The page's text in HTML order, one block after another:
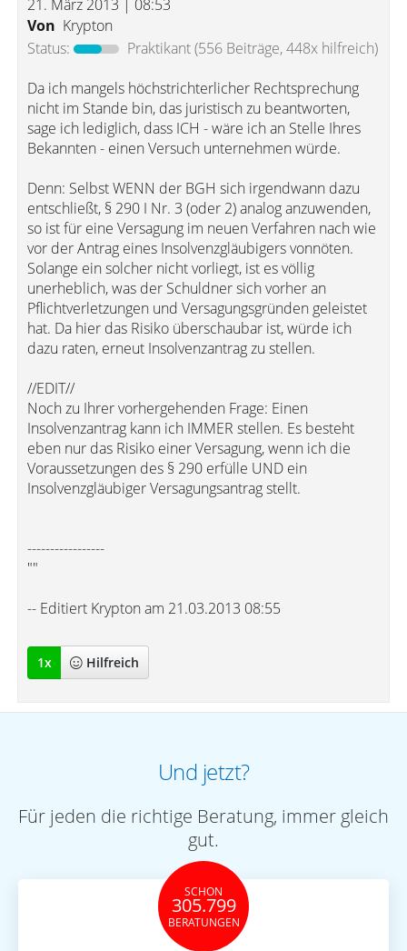
21. März 2013 | 08:53
Von Krypton
Status:
Praktikant(556 Beiträge, 448x hilfreich)
Da ich mangels höchstrichterlicher Rechtsprechung
nicht im Stande bin, das juristisch zu beantworten,
sage ich lediglich, dass ICH - wäre ich an Stelle Ihres
Bekannten - einen Versuch unternehmen würde.
Denn: Selbst WENN der BGH sich irgendwann dazu
entschließt, § 290 I Nr. 3 (oder 2) analog anzuwenden,
so ist für eine Versagung im neuen Verfahren nach wie
vor der Antrag eines Insolvenzgläubigers vonnöten.
Solange ein solcher nicht vorliegt, ist es völlig
unerheblich, was der Schuldner sich vorher an
Pflichtverletzungen und Versagungsgründen geleistet
hat. Da hier das Risiko überschaubar ist, würde ich
dazu raten, erneut Insolvenzantrag zu stellen.
//EDIT//
Noch zu Ihrer vorhergehenden Frage: Einen
Insolvenzantrag kann ich IMMER stellen. Es besteht
eben nur das Risiko einer Versagung, wenn ich die
Voraussetzungen des § 290 erfülle UND ein
Insolvenzgläubiger Versagungsantrag stellt.
-----------------
""
-- Editiert Krypton am 21.03.2013 08:55
1x Hilfreich
Und jetzt?
Für jeden die richtige Beratung, immer gleich
gut.
SCHON
305.799
BERATUNGEN